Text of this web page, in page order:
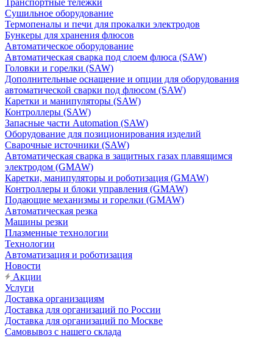
Транспортные тележки
Сушильное оборудование
Термопеналы и печи для прокалки электродов
Бункеры для хранения флюсов
Автоматическое оборудование
Автоматическая сварка под слоем флюса (SAW)
Головки и горелки (SAW)
Дополнительные оснащение и опции для оборудования
автоматической сварки под флюсом (SAW)
Каретки и манипуляторы (SAW)
Контроллеры (SAW)
Запасные части Automation (SAW)
Оборудование для позиционирования изделий
Сварочные источники (SAW)
Автоматическая сварка в защитных газах плавящимся
электродом (GMAW)
Каретки, манипуляторы и роботизация (GMAW)
Контроллеры и блоки управления (GMAW)
Подающие механизмы и горелки (GMAW)
Автоматическая резка
Машины резки
Плазменные технологии
Технологии
Автоматизация и роботизация
Новости
Акции
Услуги
Доставка организациям
Доставка для организаций по России
Доставка для организаций по Москве
Самовывоз с нашего склада